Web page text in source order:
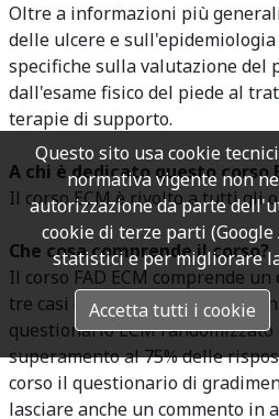
Oltre a informazioni più
delle ulcere e
specifiche sulla valutazione del
dall'esame fisico del piede al
terapie di supporto.
A chi è dedicato questo corso
Il corso ECM è rivolto a tutti gli
Che cosa comprende il corso?
Il corso FAD ECM comprende
tre casi di pratica quotidiana
questionario ECM randomizzato
superamento al 75% delle
corso il questionario di
lasciare anche un commento in
Questo sito usa cookie
normativa vigente non
autorizzazione da parte
cookie di terze parti
statistici e per migliorare
Accetta tutti i cookie